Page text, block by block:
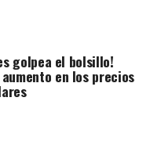
golpea el bolsillo!
en los precios